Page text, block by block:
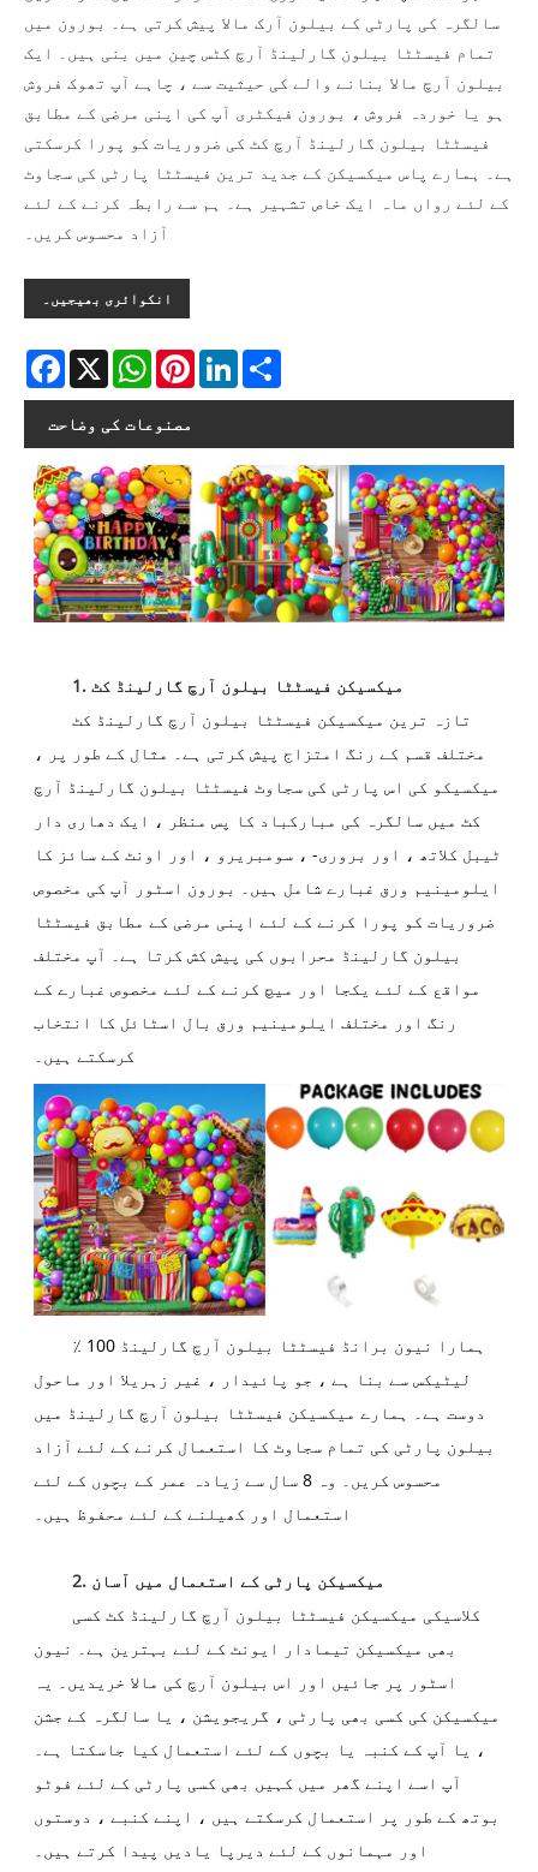
سالگرہ کی پارٹی کے بیلون آرک مالا پیش کرتی ہے۔ بورون میں
تمام فیسٹٹا بیلون گارلینڈ آرچ کٹس چین میں بنی ہیں۔ ایک
بیلون آرچ مالا بنانے والے کی حیثیت سے ، چاہے آپ تھوک فروش
ہو یا خوردہ فروش ، بورون فیکٹری آپ کی اپنی مرضی کے مطابق
فیسٹٹا بیلون گارلینڈ آرچ کٹ کی ضروریات کو پورا کرسکتی
ہے۔ ہمارے پاس میکسیکن کے جدید ترین فیسٹٹا پارٹی کی سجاوٹ
کے لئے رواں ماہ ایک خاص تشہیر ہے۔ ہم سے رابطہ کرنے کے لئے
آزاد محسوس کریں۔
انکوائری بھیجیں۔
Facebook
X WhatsAppPinterestLinkedIn
مصنوعات کی وضاحت
1. میکسیکن فیسٹٹا بیلون آرچ گارلینڈ کٹ
تازہ ترین میکسیکن فیسٹٹا بیلون آرچ گارلینڈ کٹ
مختلف قسم کے رنگ امتزاج پیش کرتی ہے۔ مثال کے طور پر ،
میکسیکو کی اس پارٹی کی سجاوٹ فیسٹٹا بیلون گارلینڈ آرچ
کٹ میں سالگرہ کی مبارکباد کا پس منظر ، ایک دھاری دار
ٹیبل کلاتھ ، اور بروری- ، سومبریرو ، اور اونٹ کے سائز کا
ایلومینیم ورق غبارے شامل ہیں۔ بورون اسٹور آپ کی مخصوص
ضروریات کو پورا کرنے کے لئے اپنی مرضی کے مطابق فیسٹٹا
بیلون گارلینڈ محرابوں کی پیش کش کرتا ہے۔ آپ مختلف
مواقع کے لئے یکجا اور میچ کرنے کے لئے مخصوص غبارے کے
رنگ اور مختلف ایلومینیم ورق بال اسٹائل کا انتخاب
کرسکتے ہیں۔
ہمارا نیون برانڈ فیسٹٹا بیلون آرچ گارلینڈ 100 ٪
لیٹیکس سے بنا ہے ، جو پائیدار ، غیر زہریلا اور ماحول
دوست ہے۔ ہمارے میکسیکن فیسٹٹا بیلون آرچ گارلینڈ میں
بیلون پارٹی کی تمام سجاوٹ کا استعمال کرنے کے لئے آزاد
محسوس کریں۔ وہ 8 سال سے زیادہ عمر کے بچوں کے لئے
استعمال اور کھیلنے کے لئے محفوظ ہیں۔
2 . میکسیکن پارٹی کے استعمال میں آسان
کلاسیکی میکسیکن فیسٹٹا بیلون آرچ گارلینڈ کٹ کسی
بھی میکسیکن تیمادار ایونٹ کے لئے بہترین ہے۔ نیون
اسٹور پر جائیں اور اس بیلون آرچ کی مالا خریدیں۔ یہ
میکسیکن کی کسی بھی پارٹی ، گریجویشن ، یا سالگرہ کے جشن
، یا آپ کے کنبہ یا بچوں کے لئے استعمال کیا جاسکتا ہے۔
آپ اسے اپنے گھر میں کہیں بھی کسی پارٹی کے لئے فوٹو
بوتھ کے طور پر استعمال کرسکتے ہیں ، اپنے کنبے ، دوستوں
اور مہمانوں کے لئے دیرپا یادیں پیدا کرتے ہیں۔